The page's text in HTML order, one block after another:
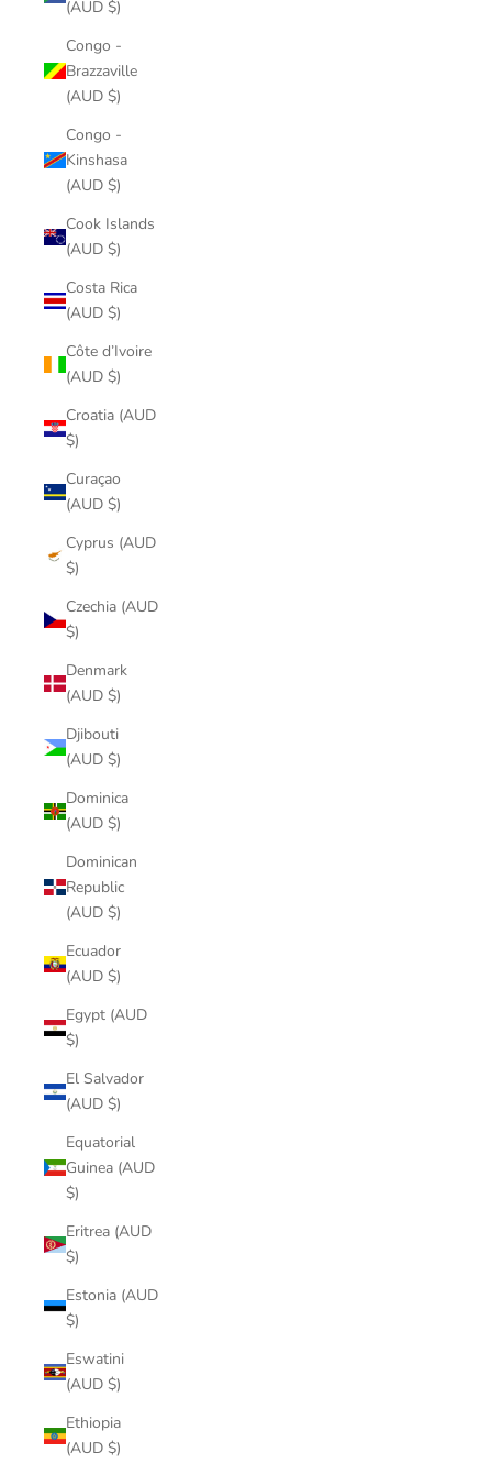
(AUD $)
Congo -
Brazzaville
(AUD $)
Congo -
Kinshasa
(AUD $)
Cook Islands
(AUD $)
Costa Rica
(AUD $)
Côte d’Ivoire
(AUD $)
Croatia (AUD
$)
Curaçao
(AUD $)
Cyprus (AUD
$)
Czechia (AUD
$)
Denmark
(AUD $)
Djibouti
(AUD $)
Dominica
(AUD $)
Dominican
Republic
(AUD $)
Ecuador
(AUD $)
Egypt (AUD
$)
El Salvador
(AUD $)
Equatorial
Guinea (AUD
$)
Eritrea (AUD
$)
Estonia (AUD
$)
Eswatini
(AUD $)
Ethiopia
(AUD $)